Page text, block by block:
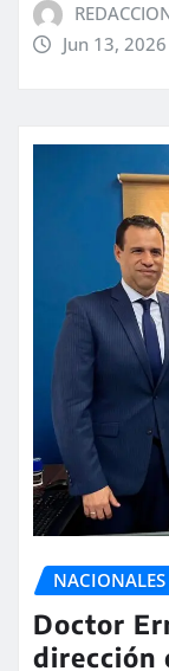
Jun 13, 2026
NACIONALES
Doctor
dirección